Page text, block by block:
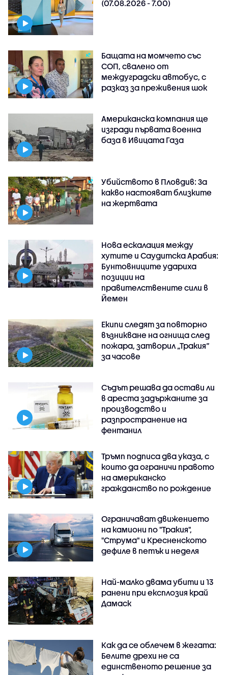
(07.08.2026 - 7.00)
Бащата на момчето със
СОП, свалено от
междуградски автобус, с
разказ за преживения шок
Американска компания ще
изгради първата военна
база в Ивицата Газа
Убийството в Пловдив: За
какво настояват близките
на жертвата
Нова ескалация между
хутите и Саудитска Арабия:
Бунтовниците удариха
позиции на
правителствените сили в
Йемен
Екипи следят за повторно
възникване на огнища след
пожара, затворил „Тракия“
за часове
Съдът решава да остави ли
в ареста задържаните за
производство и
разпространение на
фентанил
Тръмп подписа два указа, с
които да ограничи правото
на американско
гражданство по рождение
Ограничават движението
на камиони по "Тракия",
"Струма" и Кресненското
дефиле в петък и неделя
Най-малко двама убити и 13
ранени при експлозия край
Дамаск
Как да се облечем в жегата:
Белите дрехи не са
единственото решение за